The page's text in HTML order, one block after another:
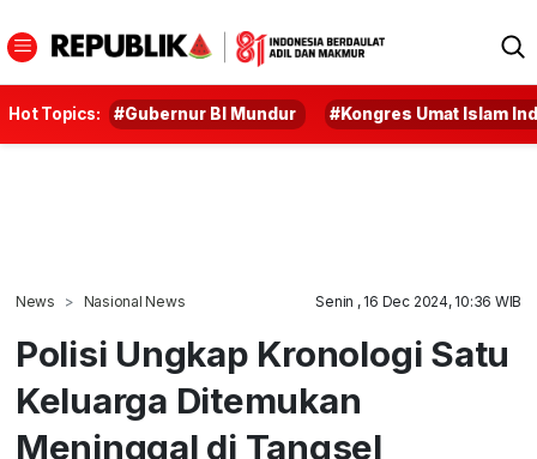
Hot Topics: #Gubernur BI Mundur #Kongres Umat Islam
News Nasional News Senin , 16 Dec 2024, 10:36 WIB
Polisi Ungkap Kronologi Satu
Keluarga Ditemukan
Meninggal di Tangsel